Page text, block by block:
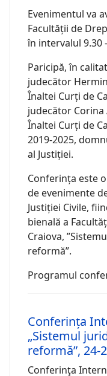
Evenimentul va
Facultății de
în intervalul 9.30
Paricipă, în
judecător
Înaltei Curți de
judecător Corina
Înaltei Curți de
2019-2025,
al Justiției.
Conferința este
de evenimente
Justiției Civile,
bienală a
Craiova,
reformă”.
Programul
Conferința
„Sistemul
reformă”, 24-
Conferinţa